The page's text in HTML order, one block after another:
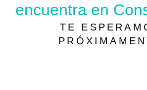
encuentra en
TE